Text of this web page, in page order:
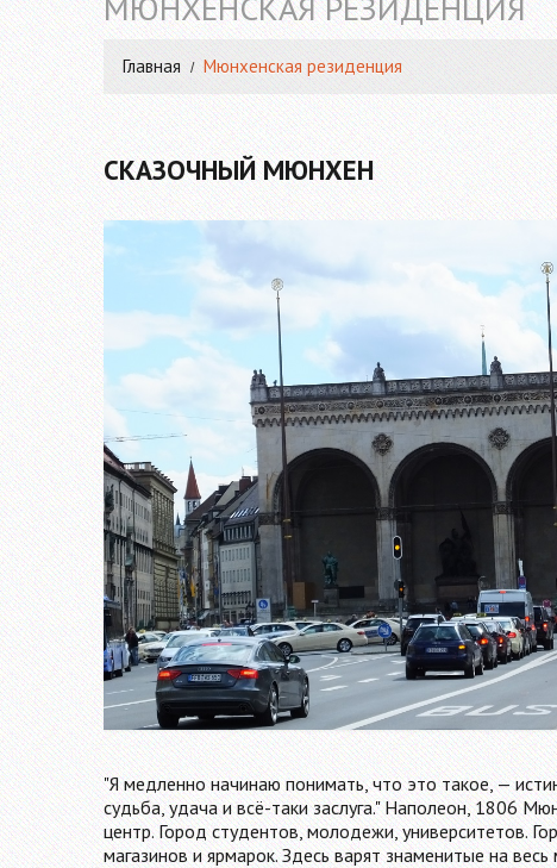
Главная Мюнхенская резиденция
СКАЗОЧНЫЙ МЮНХЕН
"Я медленно начинаю понимать, что это такое, —
судьба, удача и всё-таки заслуга." Наполеон, 1806
центр. Город студентов, молодежи, университетов.
магазинов и ярмарок. Здесь варят знаменитые на